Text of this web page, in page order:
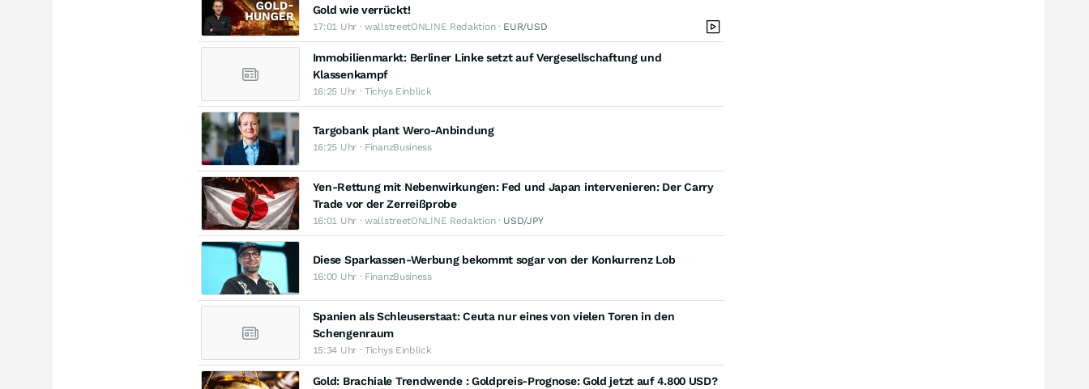
Gold wie verrückt!
17:01 Uhr · wallstreetONLINE Redaktion · EUR/USD
Immobilienmarkt: Berliner Linke setzt auf Vergesellschaftung und
Klassenkampf
16:25 Uhr · Tichys Einblick
Targobank plant Wero-Anbindung
16:25 Uhr · FinanzBusiness
Yen-Rettung mit Nebenwirkungen: Fed und Japan intervenieren: Der Carry
Trade vor der Zerreißprobe
16:01 Uhr · wallstreetONLINE Redaktion · USD/JPY
Diese Sparkassen-Werbung bekommt sogar von der Konkurrenz Lob
16:00 Uhr · FinanzBusiness
Spanien als Schleuserstaat: Ceuta nur eines von vielen Toren in den
Schengenraum
15:34 Uhr · Tichys Einblick
Gold: Brachiale Trendwende : Goldpreis-Prognose: Gold jetzt auf 4.800 USD?